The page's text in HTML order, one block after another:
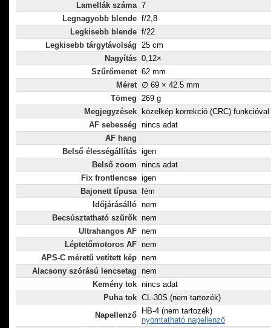
Lamellák száma 7
Legnagyobb blende f/2,8
Legkisebb blende f/22
Legkisebb tárgytávolság 25 cm
Nagyítás 0,12×
Szűrőmenet 62 mm
Méret ∅ 69 × 42.5 mm
Tömeg 269 g
Megjegyzések
közelkép korrekció (CRC)
AF sebesség nincs adat
AF hang
Belső élességállítás igen
Belső zoom nincs adat
Fix frontlencse igen
Bajonett típusa fém
Időjárásálló nem
Becsúsztatható szűrők nem
Ultrahangos AF nem
Léptetőmotoros AF nem
APS-C méretű vetített kép nem
Alacsony szórású lencsetag nem
Kemény tok nincs adat
Puha tok CL-30S (nem tartozék)
Napellenző
HB-4 (nem tartozék)
nyomtatható napellenző